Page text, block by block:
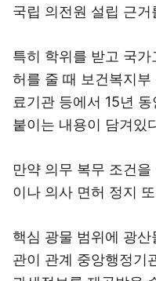
국립 의전원 설립 근거
특히 학위를 받고 국
허를 줄 때 보건복지
료기관 등에서 15년
붙이는 내용이 담겨있
만약 의무 복무 조건
이나 의사 면허 정지
핵심 광물 범위에 광
관이 관계 중앙행정기